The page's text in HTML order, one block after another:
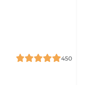
450